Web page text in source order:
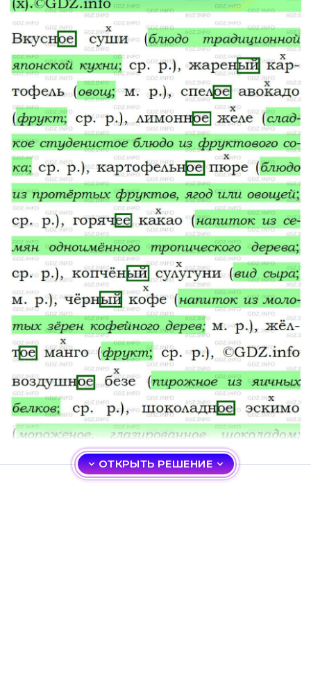
ОТКРЫТЬ РЕШЕНИЕ